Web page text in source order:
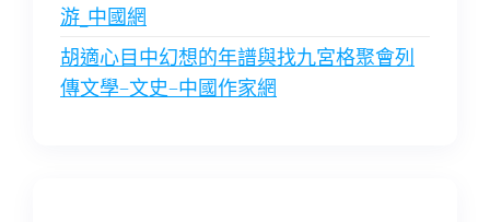
游_中國網
胡適心目中幻想的年譜與找九宮格聚會列
傳文學–文史–中國作家網